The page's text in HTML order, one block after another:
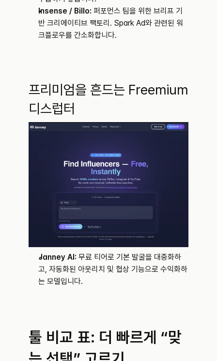
Insense / Billo: 퍼포먼스 팀을 위한 브리프 기
반 크리에이티브 팩토리. Spark Ad와 관련된 워
크플로우를 간소화합니다.
프리미엄을 흔드는 Freemium
디스럽터
Janney AI: 무료 티어로 기본 발굴을 대중화하
고, 자동화된 아웃리치 및 협상 기능으로 수익화하
는 모델입니다.
툴 비교 표: 더 빠르게 “맞